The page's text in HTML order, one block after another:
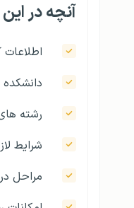
آنچه در
اطلاعات
دانشکده‌
رشته‌‌ های
شرایط
مراحل